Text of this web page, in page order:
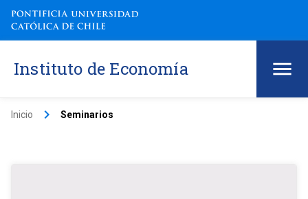
Instituto de Economía
Inicio keyboard_arrow_right Seminarios